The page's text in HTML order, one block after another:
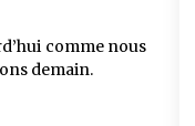
comme nous
demain.